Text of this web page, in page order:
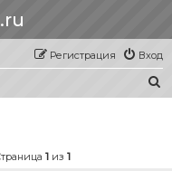
Вход
Регистрация
1из 1